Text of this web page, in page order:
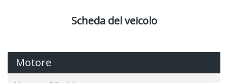
Scheda del veicolo
Motore